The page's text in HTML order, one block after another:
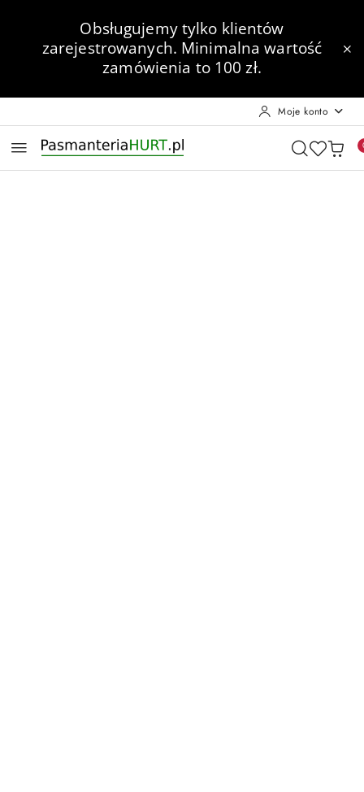
Przejdź do treści głównej
Przejdź do wyszukiwarki
Przejdź do moje konto
Przejdź do menu głównego
Przejdź do opisu produktu
Przejdź do stopki
Obsługujemy tylko klientów
zarejestrowanych. Minimalna wartość
zamówienia to 100 zł.
Moje konto